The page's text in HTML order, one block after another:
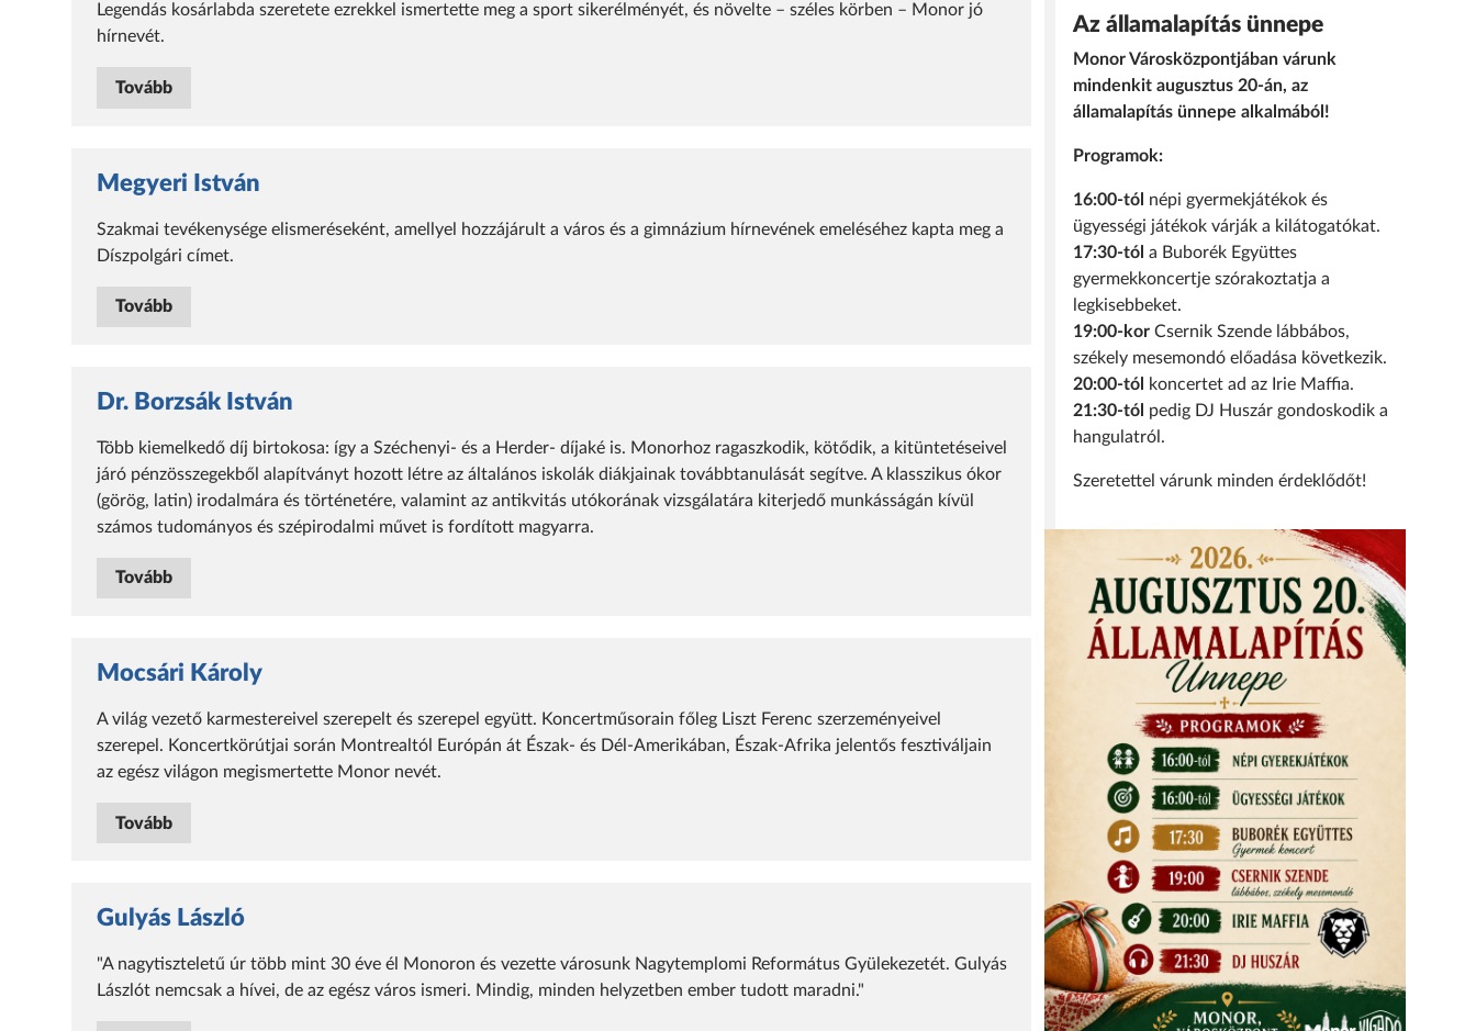
Legendás kosárlabda szeretete ezrekkel ismertette meg a sport sikerélményét, és növelte – széles körben – Monor jó
hírnevét.
Tovább
Megyeri István
Szakmai tevékenysége elismeréseként, amellyel hozzájárult a város és a gimnázium hírnevének emeléséhez kapta meg a
Díszpolgári címet.
Tovább
Dr. Borzsák István
Több kiemelkedő díj birtokosa: így a Széchenyi- és a Herder- díjaké is. Monorhoz ragaszkodik, kötődik, a kitüntetéseivel
járó pénzösszegekből alapítványt hozott létre az általános iskolák diákjainak továbbtanulását segítve. A klasszikus ókor
(görög, latin) irodalmára és történetére, valamint az antikvitás utókorának vizsgálatára kiterjedő munkásságán kívül
számos tudományos és szépirodalmi művet is fordított magyarra.
Tovább
Mocsári Károly
A világ vezető karmestereivel szerepelt és szerepel együtt. Koncertműsorain főleg Liszt Ferenc szerzeményeivel
szerepel. Koncertkörútjai során Montrealtól Európán át Észak- és Dél-Amerikában, Észak-Afrika jelentős fesztiváljain
az egész világon megismertette Monor nevét.
Tovább
Gulyás László
"A nagytiszteletű úr több mint 30 éve él Monoron és vezette városunk Nagytemplomi Református Gyülekezetét. Gulyás
Lászlót nemcsak a hívei, de az egész város ismeri. Mindig, minden helyzetben ember tudott maradni."
Az államalapítás ünnepe
Monor Városközpontjában várunk
mindenkit augusztus 20-án, az
államalapítás ünnepe alkalmából!
Programok:
16:00-tól népi gyermekjátékok és
ügyességi játékok várják a kilátogatókat.
17:30-tól a Buborék Együttes
gyermekkoncertje szórakoztatja a
legkisebbeket.
19:00-kor Csernik Szende lábbábos,
székely mesemondó előadása következik.
20:00-tól
koncertet ad az Irie Maffia.
21:30-tól pedig DJ Huszár gondoskodik a
hangulatról.
Szeretettel várunk minden érdeklődőt!